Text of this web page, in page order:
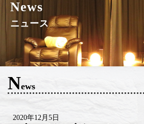
News
ニュース
News
2020年12月5日